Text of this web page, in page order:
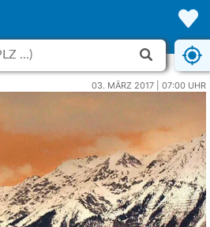
03. MÄRZ 2017 | 07:00 UHR